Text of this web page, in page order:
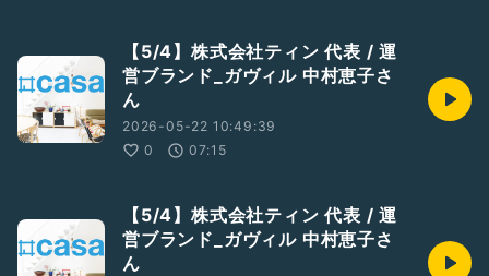
【5/4】株式会社ティン 代表 / 運
営ブランド_ガヴィル 中村恵子さ
ん
2026-05-22 10:49:39
0
07:15
【5/4】株式会社ティン 代表 / 運
営ブランド_ガヴィル 中村恵子さ
ん